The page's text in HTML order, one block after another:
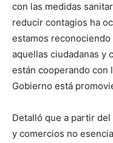
con las medidas
reducir contagios ha
estamos
aquellas ciudadanas y
están cooperando con
Gobierno está
Detalló que a partir
y comercios no